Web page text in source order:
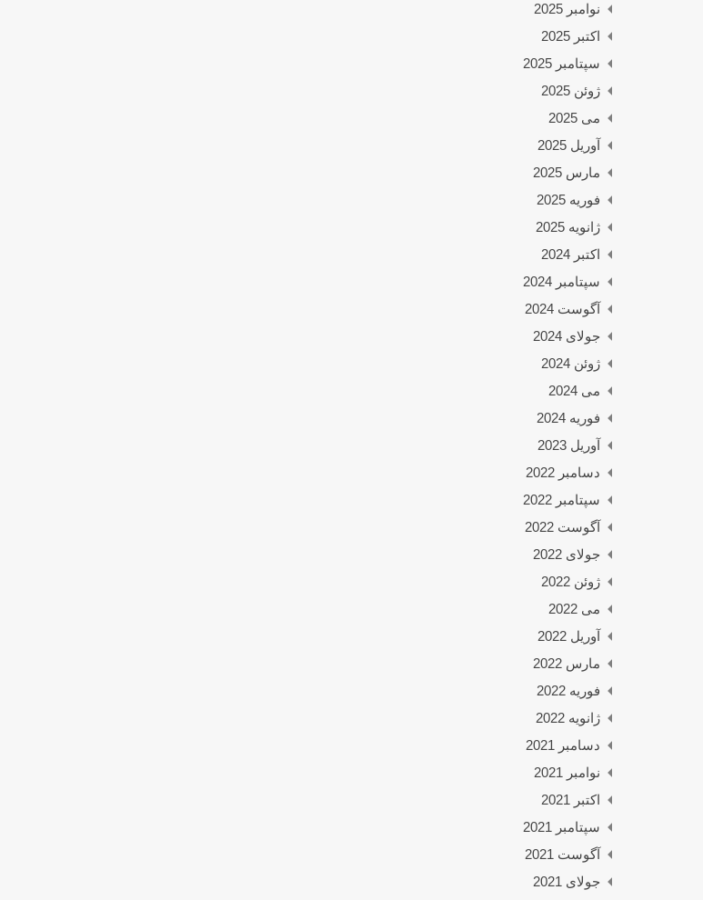
نوامبر 2025
اکتبر 2025
سپتامبر 2025
ژوئن 2025
می 2025
آوریل 2025
مارس 2025
فوریه 2025
ژانویه 2025
اکتبر 2024
سپتامبر 2024
آگوست 2024
جولای 2024
ژوئن 2024
می 2024
فوریه 2024
آوریل 2023
دسامبر 2022
سپتامبر 2022
آگوست 2022
جولای 2022
ژوئن 2022
می 2022
آوریل 2022
مارس 2022
فوریه 2022
ژانویه 2022
دسامبر 2021
نوامبر 2021
اکتبر 2021
سپتامبر 2021
آگوست 2021
جولای 2021